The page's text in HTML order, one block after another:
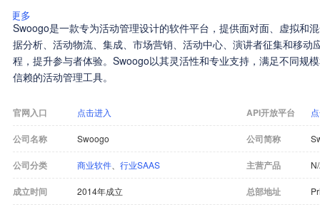
更多
Swoogo是一款专为活动管理设计的软件平台，提供面对面、虚拟和
据分析、活动物流、集成、市场营销、活动中心、演讲者征集和移动
程，提升参与者体验。Swoogo以其灵活性和专业支持，满足不同规
信赖的活动管理工具。
官网入口 点击进入 API开放平台
公司名称 Swoogo 公司简称
公司分类 商业软件 行业SAAS 主营产品
成立时间 2014年成立 总部地址